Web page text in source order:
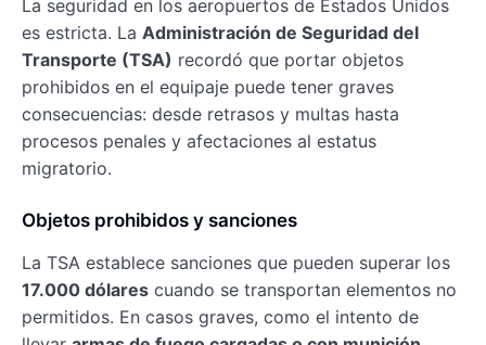
La seguridad en los aeropuertos de Estados Unidos
es estricta. La Administración de Seguridad del
Transporte (TSA) recordó que portar objetos
prohibidos en el equipaje puede tener graves
consecuencias: desde retrasos y multas hasta
procesos penales y afectaciones al estatus
migratorio.
Objetos prohibidos y sanciones
La TSA establece sanciones que pueden superar los
17.000 dólares cuando se transportan elementos no
permitidos. En casos graves, como el intento de